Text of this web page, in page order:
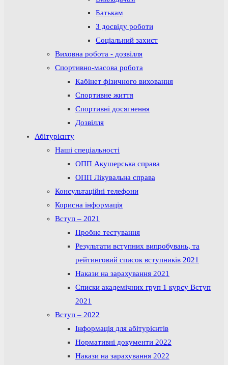
Батькам
З досвіду роботи
Соціальний захист
Виховна робота - дозвілля
Спортивно-масова робота
Кабінет фізичного виховання
Спортивне життя
Спортивні досягнення
Дозвілля
Абітурієнту
Наші спеціальності
ОПП Акушерська справа
ОПП Лікувальна справа
Консультаційні телефони
Корисна інформація
Вступ – 2021
Пробне тестування
Результати вступних випробувань, та
рейтинговий список вступників 2021
Накази на зарахування 2021
Списки академічних груп 1 курсу Вступ
2021
Вступ – 2022
Інформація для абітурієнтів
Нормативні документи 2022
Накази на зарахування 2022